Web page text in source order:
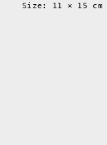
Size: 11 × 15 cm